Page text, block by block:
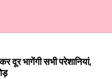
दूर भागेंगी सभी परेशानियां,